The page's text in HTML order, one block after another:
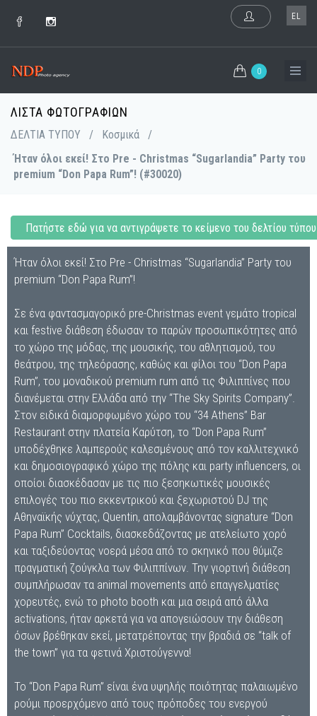
EL
0
ΛΊΣΤΑ ΦΩΤΟΓΡΑΦΙΏΝ
ΔΕΛΤΙΑ ΤΥΠΟΥ / Κοσμικά
/
Ήταν όλοι εκεί! Στο Pre - Christmas “Sugarlandia” Party του
premium “Don Papa Rum”! (#30020)
Πατήστε εδώ για να αντιγράψετε το κείμενο του δελτίου τύπου
Ήταν όλοι εκεί! Στο Pre - Christmas “Sugarlandia” Party του
premium “Don Papa Rum”!
Σε ένα φαντασμαγορικό pre-Christmas event γεμάτο tropical
και festive διάθεση έδωσαν το παρών προσωπικότητες από
το χώρο της μόδας, της μουσικής, του αθλητισμού, του
θεάτρου, της τηλεόρασης, καθώς και φίλοι του “Don Papa
Rum”, του μοναδικού premium rum από τις Φιλιππίνες που
διανέμεται στην Ελλάδα από την “The Sky Spirits Company”.
Στον ειδικά διαμορφωμένο χώρο του “34 Athens” Bar
Restaurant στην πλατεία Καρύτση, το “Don Papa Rum”
υποδέχθηκε λαμπερούς καλεσμένους από τον καλλιτεχνικό
και δημοσιογραφικό χώρο της πόλης και party influencers, οι
οποίοι διασκέδασαν με τις πιο ξεσηκωτικές μουσικές
επιλογές του πιο εκκεντρικού και ξεχωριστού DJ της
Αθηναϊκής νύχτας, Quentin, απολαμβάνοντας signature “Don
Papa Rum” Cocktails, διασκεδάζοντας με ατελείωτο χορό
και ταξιδεύοντας νοερά μέσα από το σκηνικό που θύμιζε
πραγματική ζούγκλα των Φιλιππίνων. Την γιορτινή διάθεση
συμπλήρωσαν τα animal movements από επαγγελματίες
χορευτές, ενώ το photo booth και μια σειρά από άλλα
activations, ήταν αρκετά για να απογειώσουν την διάθεση
όσων βρέθηκαν εκεί, μετατρέποντας την βραδιά σε “talk of
the town” για τα φετινά Χριστούγεννα!
Το “Don Papa Rum” είναι ένα υψηλής ποιότητας παλαιωμένο
ρούμι προερχόμενο από τους πρόποδες του ενεργού